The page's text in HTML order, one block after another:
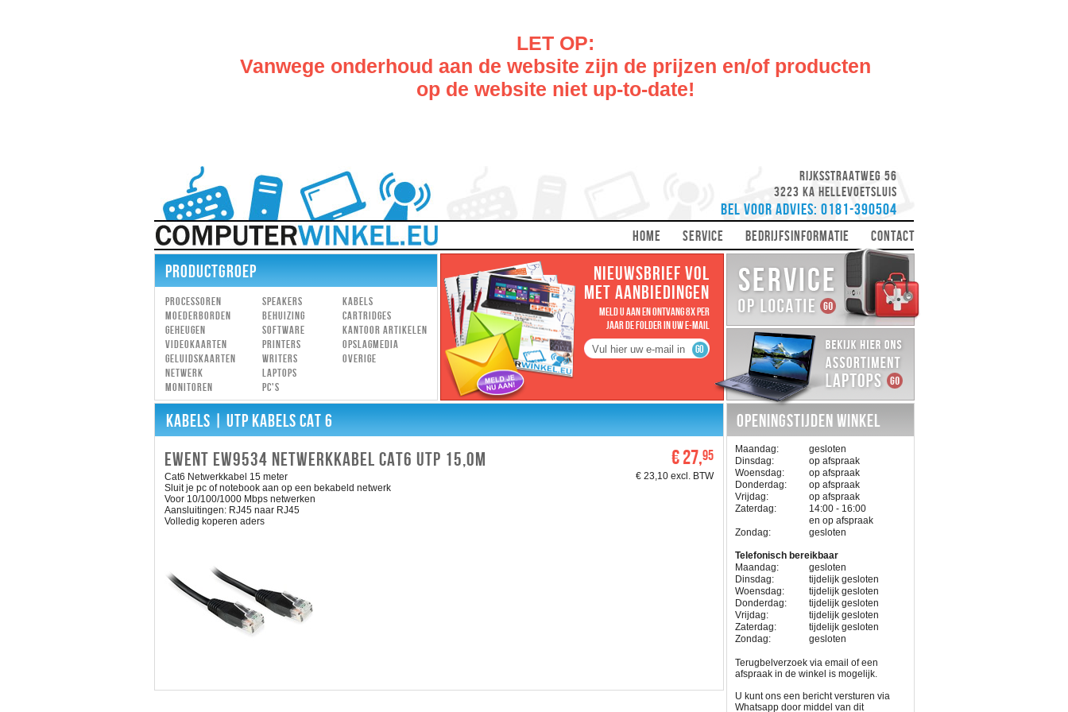
LET OP:
Vanwege onderhoud aan de website zijn de prijzen en/of producten
op de website niet up-to-date!
Rijksstraatweg 56
3223 KA Hellevoetsluis
Bel voor advies: 0181-390504
CONTACT
BEDRIJFSINFORMATIE
SERVICE
HOME
PRODUCTGROEP
Processoren
Moederborden
Geheugen
Videokaarten
Geluidskaarten
Netwerk
Monitoren
Speakers
Behuizing
Software
Printers
Writers
Laptops
PC's
Kabels
Cartridges
Kantoor artikelen
Opslagmedia
Overige
NIEUWSBRIEF VOL
MET AANBIEDINGEN
MELD U AAN EN ONTVANG 8X PER
JAAR DE FOLDER IN UW E-MAIL
KABELS| UTP KABELS CAT 6
EWENT EW9534 NETWERKKABEL CAT6 UTP 15,0M
Cat6 Netwerkkabel 15 meter
Sluit je pc of notebook aan op een bekabeld netwerk
Voor 10/100/1000 Mbps netwerken
Aansluitingen: RJ45 naar RJ45
Volledig koperen aders
€ 27,95
€ 23,10 excl. BTW
OPENINGSTIJDEN WINKEL
Maandag:
gesloten
Dinsdag:
op afspraak
Woensdag:
op afspraak
Donderdag:
op afspraak
Vrijdag:
op afspraak
Zaterdag:
14:00 - 16:00
en op afspraak
Zondag:
gesloten
Telefonisch bereikbaar
Maandag:
gesloten
Dinsdag:
tijdelijk gesloten
Woensdag:
tijdelijk gesloten
Donderdag:
tijdelijk gesloten
Vrijdag:
tijdelijk gesloten
Zaterdag:
tijdelijk gesloten
Zondag:
gesloten
Terugbelverzoek via email of een
afspraak in de winkel is mogelijk.
U kunt ons een bericht versturen via
Whatsapp door middel van dit